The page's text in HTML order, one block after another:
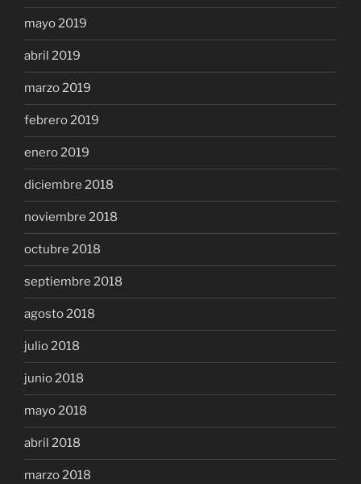
mayo 2019
abril 2019
marzo 2019
febrero 2019
enero 2019
diciembre 2018
noviembre 2018
octubre 2018
septiembre 2018
agosto 2018
julio 2018
junio 2018
mayo 2018
abril 2018
marzo 2018